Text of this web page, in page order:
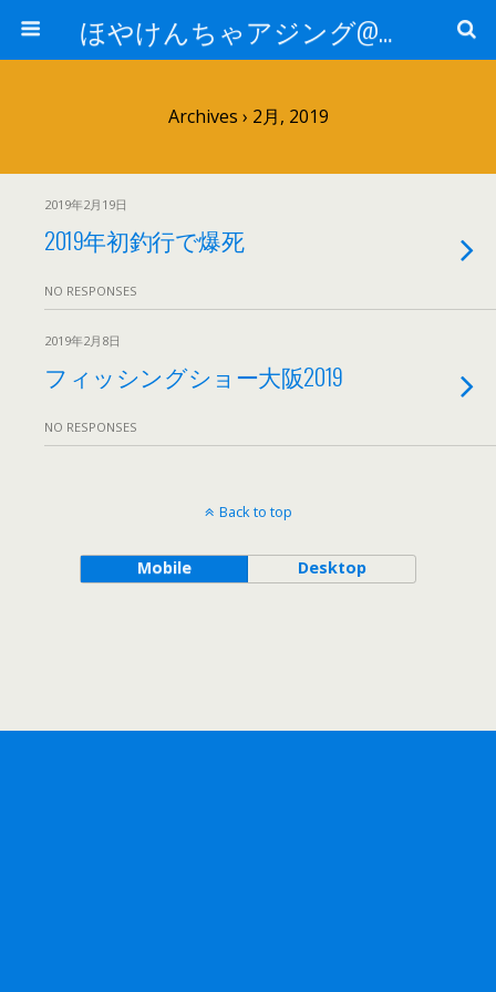
ほやけんちゃアジング@山口
Archives › 2月, 2019
2019年2月19日
2019年初釣行で爆死
NO RESPONSES
2019年2月8日
フィッシングショー大阪2019
NO RESPONSES
Back to top
Mobile Desktop